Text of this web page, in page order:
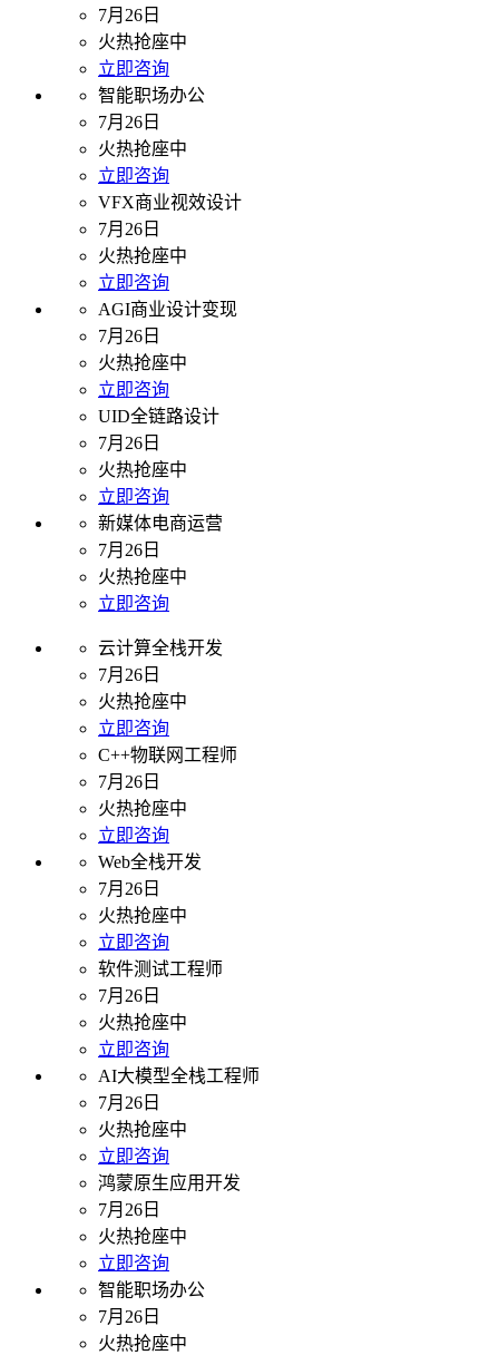
7月26日
火热抢座中
立即咨询
智能职场办公
7月26日
火热抢座中
立即咨询
VFX商业视效设计
7月26日
火热抢座中
立即咨询
AGI商业设计变现
7月26日
火热抢座中
立即咨询
UID全链路设计
7月26日
火热抢座中
立即咨询
新媒体电商运营
7月26日
火热抢座中
立即咨询
云计算全栈开发
7月26日
火热抢座中
立即咨询
C++物联网工程师
7月26日
火热抢座中
立即咨询
Web全栈开发
7月26日
火热抢座中
立即咨询
软件测试工程师
7月26日
火热抢座中
立即咨询
AI大模型全栈工程师
7月26日
火热抢座中
立即咨询
鸿蒙原生应用开发
7月26日
火热抢座中
立即咨询
智能职场办公
7月26日
火热抢座中